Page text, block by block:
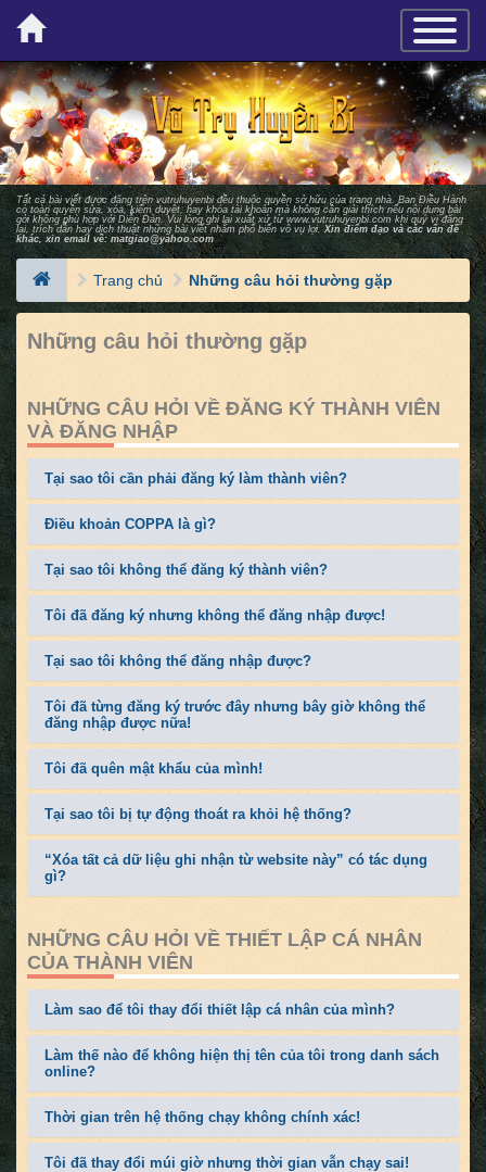
×
Tất cả bài viết được đăng trên vutruhuyenbi đều thuộc quyền sở hữu của trang nhà. Ban Ðiều Hành
có toàn quyền sửa, xóa, kiểm duyệt, hay khóa tài khoản mà không cần giải thích nếu nội dung bài
gởi không phù hợp với Diễn Ðàn. Vui lòng ghi lại xuất xứ từwww.vutruhuyenbi.comkhi quý vị đăng
lại, trích dẫn hay dịch thuật những bài viết nhằm phổ biến vô vụ lợi. Xin điểm đạo và các vấn đề
khác, xin email về: matgiao@yahoo.com
Trang chủ Những câu hỏi thường gặp
Những câu hỏi thường gặp
NHỮNG CÂU HỎI VỀ ĐĂNG KÝ THÀNH VIÊN
VÀ ĐĂNG NHẬP
Tại sao tôi cần phải đăng ký làm thành viên?
Điều khoản COPPA là gì?
Tại sao tôi không thể đăng ký thành viên?
Tôi đã đăng ký nhưng không thể đăng nhập được!
Tại sao tôi không thể đăng nhập được?
Tôi đã từng đăng ký trước đây nhưng bây giờ không thể
đăng nhập được nữa!
Tôi đã quên mật khẩu của mình!
Tại sao tôi bị tự động thoát ra khỏi hệ thống?
“Xóa tất cả dữ liệu ghi nhận từ website này” có tác dụng
gì?
NHỮNG CÂU HỎI VỀ THIẾT LẬP CÁ NHÂN
CỦA THÀNH VIÊN
Làm sao để tôi thay đổi thiết lập cá nhân của mình?
Làm thế nào để không hiện thị tên của tôi trong danh sách
online?
Thời gian trên hệ thống chạy không chính xác!
Tôi đã thay đổi múi giờ nhưng thời gian vẫn chạy sai!